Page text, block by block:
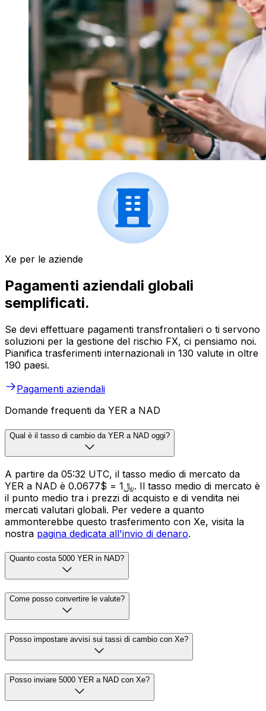
Xe per le aziende
Pagamenti aziendali globali
semplificati.
Se devi effettuare pagamenti transfrontalieri o ti servono
soluzioni per la gestione del rischio FX, ci pensiamo noi.
Pianifica trasferimenti internazionali in 130 valute in oltre
190 paesi.
Pagamenti aziendali
Domande frequenti da YER a NAD
Qual è il tasso di cambio da YER a NAD oggi?
A partire da 05:32 UTC, il tasso medio di mercato da
YER a NAD è ﷼1 = $0.0677. Il tasso medio di mercato è
il punto medio tra i prezzi di acquisto e di vendita nei
mercati valutari globali. Per vedere a quanto
ammonterebbe questo trasferimento con Xe, visita la
nostra pagina dedicata all'invio di denaro.
Quanto costa 5000 YER in NAD?
Come posso convertire le valute?
Posso impostare avvisi sui tassi di cambio con Xe?
Posso inviare 5000 YER a NAD con Xe?